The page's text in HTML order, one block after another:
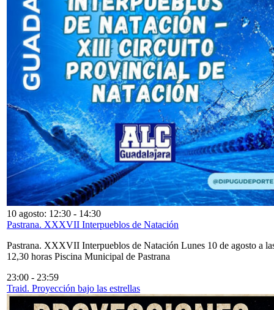
10 agosto: 12:30 - 14:30
Pastrana. XXXVII Interpueblos de Natación
Pastrana. XXXVII Interpueblos de Natación Lunes 10 de agosto a
12,30 horas Piscina Municipal de Pastrana
23:00 - 23:59
Traid. Proyección bajo las estrellas